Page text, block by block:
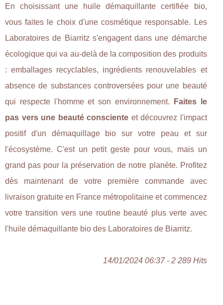
En choisissant une huile démaquillante certifiée bio,
vous faites le choix d'une cosmétique responsable. Les
Laboratoires de Biarritz s'engagent dans une démarche
écologique qui va au-delà de la composition des produits
: emballages recyclables, ingrédients renouvelables et
absence de substances controversées pour une beauté
qui respecte l'homme et son environnement.
Faites le
pas vers une beauté consciente et découvrez l'impact
positif d'un démaquillage bio sur votre peau et sur
l'écosystème. C'est un petit geste pour vous, mais un
grand pas pour la préservation de notre planète. Profitez
dès maintenant de votre première commande avec
livraison gratuite en France métropolitaine et commencez
votre transition vers une routine beauté plus verte avec
l'huile démaquillante bio des Laboratoires de Biarritz.
14/01/2024 06:37 - 2 289 Hits